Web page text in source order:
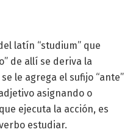
latín “studium” que
de allí se deriva la
le agrega el sufijo “ante”
asignando o
ejecuta la acción, es
estudiar.